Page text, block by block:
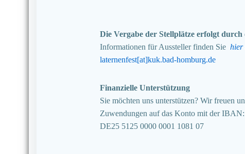
Die Vergabe der Stellplätze erfolgt
Informationen für Aussteller finden Sie hier
laternenfest[at]kuk.bad-homburg.de
Finanzielle Unterstützung
Sie möchten uns unterstützen? Wir freuen
Zuwendungen auf das Konto mit der IBAN:
DE25 5125 0000 0001 1081 07